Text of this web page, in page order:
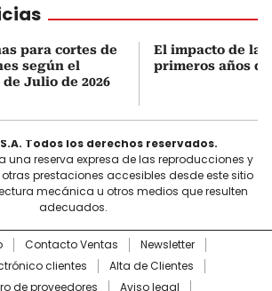
para cortes de
según el
Julio de 2026
El impacto de
primeros años
S.A. Todos los derechos reservados.
una reserva expresa de las reproducciones y
prestaciones accesibles desde este sitio
mecánica u otros medios que resulten
adecuados.
Contacto Ventas
Newsletter
clientes
Alta de Clientes
de proveedores
Aviso legal